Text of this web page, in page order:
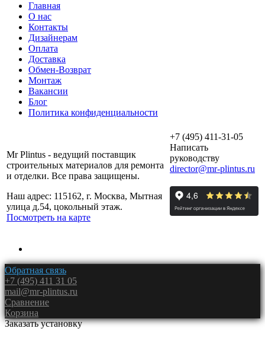
Главная
О нас
Контакты
Дизайнерам
Оплата
Доставка
Обмен-Возврат
Монтаж
Вакансии
Блог
Политика конфиденциальности
Mr Plintus - ведущий поставщик
строительных материалов для ремонта
и отделки. Все права защищены.
Наш адрес: 115162, г. Москва, Мытная
улица д.54, цокольный этаж.
Посмотреть на карте
+7 (495) 411-31-05
Написать
руководству
director@mr-plintus.ru
Обратная связь
+7 (495) 411 31 05
mail@mr-plintus.ru
Сравнение
Корзина
Заказать установку